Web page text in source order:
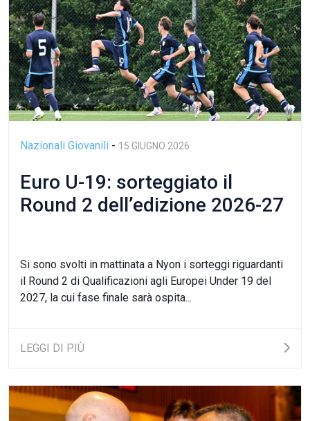
Nazionali Giovanili - 15 GIUGNO 2026
Euro U-19: sorteggiato il
Round 2 dell’edizione 2026-27
Si sono svolti in mattinata a Nyon i sorteggi riguardanti
il Round 2 di Qualificazioni agli Europei Under 19 del
2027, la cui fase finale sarà ospita...
LEGGI DI PIÙ